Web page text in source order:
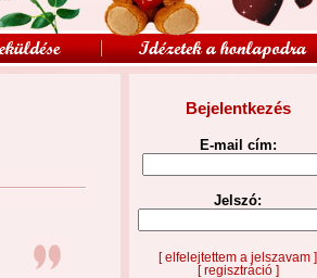
Bejelentkezés
E-mail cím:
Jelszó:
[ elfelejtettem a jelszavam ]
[ regisztráció ]